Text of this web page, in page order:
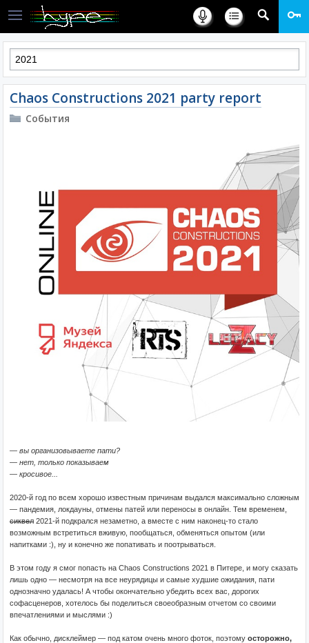
Chaos Constructions 2021 party report
События
— вы организовываете пати?
— нет, только показываем
— кросивое...
2020-й год по всем хорошо известным причинам выдался максимально сложным
— пандемия, локдауны, отмены патей или переносы в онлайн. Тем временем,
сиквел 2021-й подкрался незаметно, а вместе с ним наконец-то стало
возможным встретиться вживую, пообщаться, обменяться опытом (или
напитками :), ну и конечно же попативать и поотрываться.
В этом году я смог попасть на Chaos Constructions 2021 в Питере, и могу сказать
лишь одно — несмотря на все неурядицы и самые худшие ожидания, пати
однозначно удалась! А чтобы окончательно убедить всех вас, дорогих
софасценеров, хотелось бы поделиться своеобразным отчетом со своими
впечатлениями и мыслями :)
Как обычно, дисклеймер — под катом очень много фоток, поэтому осторожно,